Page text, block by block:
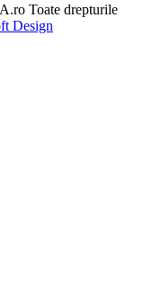
Toate drepturile
Design